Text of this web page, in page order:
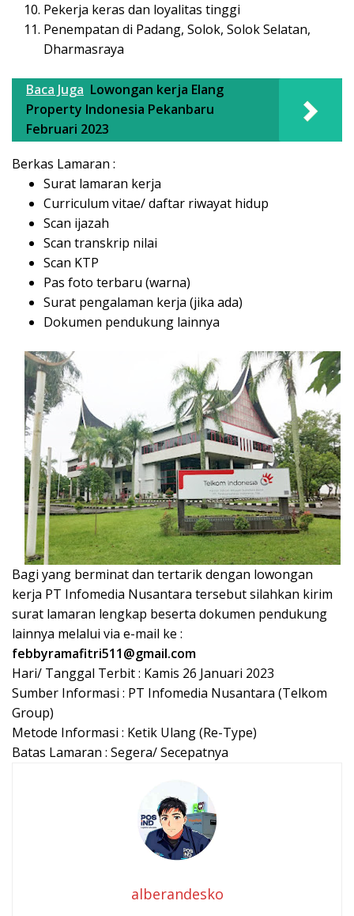
Pekerja keras dan loyalitas tinggi
Penempatan di Padang, Solok, Solok Selatan,
Dharmasraya
Baca Juga Lowongan kerja Elang
Property Indonesia Pekanbaru
Februari 2023
Berkas Lamaran :
Surat lamaran kerja
Curriculum vitae/ daftar riwayat hidup
Scan ijazah
Scan transkrip nilai
Scan KTP
Pas foto terbaru (warna)
Surat pengalaman kerja (jika ada)
Dokumen pendukung lainnya
Bagi yang berminat dan tertarik dengan lowongan
kerja PT Infоmеdіа Nuѕаntаrа tersebut silahkan kirim
surat lamaran lengkap beserta dokumen pendukung
lainnya melalui via e-mail ke :
febbyramafitri511@gmail.com
Hari/ Tanggal Terbit : Kamis 26 Januari 2023
Sumber Informasi : PT Infоmеdіа Nuѕаntаrа (Telkom
Group)
Metode Informasi : Ketik Ulang (Re-Type)
Batas Lamaran : Segera/ Secepatnya
alberandesko